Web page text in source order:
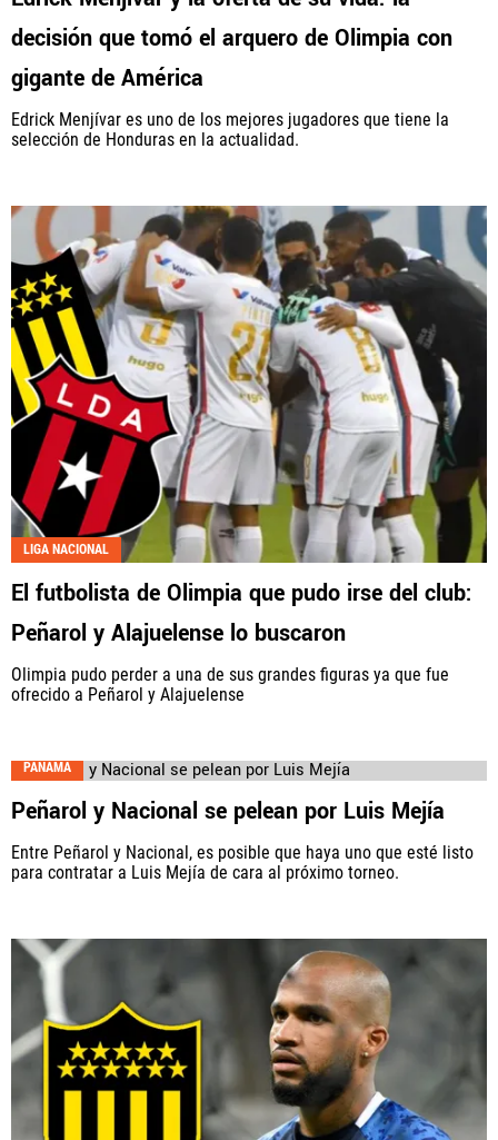
decisión que tomó el arquero de Olimpia con
gigante de América
Edrick Menjívar es uno de los mejores jugadores que tiene la
selección de Honduras en la actualidad.
LIGA NACIONAL
El futbolista de Olimpia que pudo irse del club:
Peñarol y Alajuelense lo buscaron
Olimpia pudo perder a una de sus grandes figuras ya que fue
ofrecido a Peñarol y Alajuelense
PANAMÁ
Peñarol y Nacional se pelean por Luis Mejía
Entre Peñarol y Nacional, es posible que haya uno que esté listo
para contratar a Luis Mejía de cara al próximo torneo.